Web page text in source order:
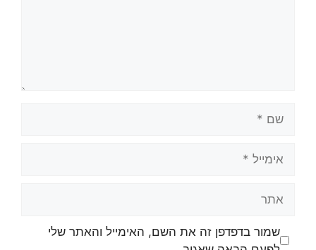
שמור בדפדפן זה את השם, האימייל והאתר שלי